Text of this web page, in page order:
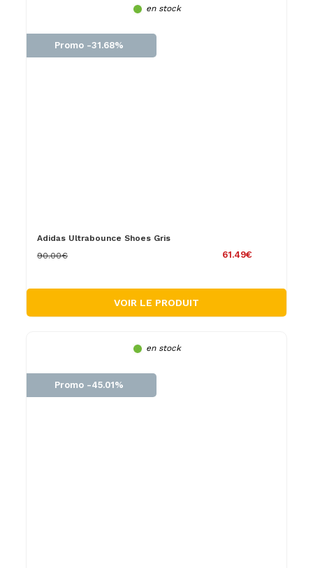
en stock
Promo -31.68%
Adidas Ultrabounce Shoes Gris
61.49€
90.00€
VOIR LE PRODUIT
en stock
Promo -45.01%